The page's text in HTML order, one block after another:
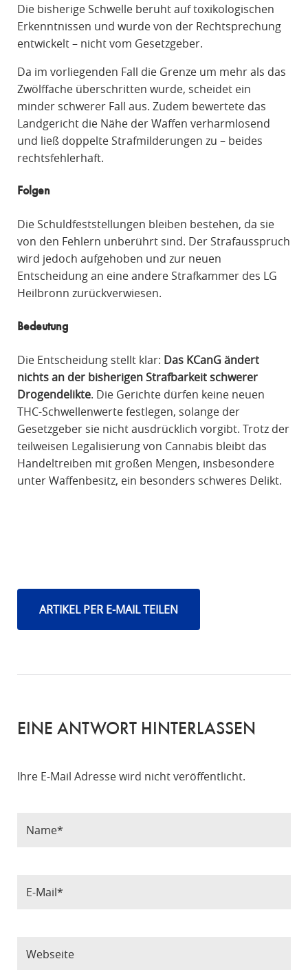
Die bisherige Schwelle beruht auf toxikologischen
Erkenntnissen und wurde von der Rechtsprechung
entwickelt – nicht vom Gesetzgeber.
Da im vorliegenden Fall die Grenze um mehr als das
Zwölffache überschritten wurde, scheidet ein
minder schwerer Fall aus. Zudem bewertete das
Landgericht die Nähe der Waffen verharmlosend
und ließ doppelte Strafmilderungen zu – beides
rechtsfehlerhaft.
Folgen
Die Schuldfeststellungen bleiben bestehen, da sie
von den Fehlern unberührt sind. Der Strafausspruch
wird jedoch aufgehoben und zur neuen
Entscheidung an eine andere Strafkammer des LG
Heilbronn zurückverwiesen.
Bedeutung
Die Entscheidung stellt klar: Das KCanG ändert
nichts an der bisherigen Strafbarkeit schwerer
Drogendelikte. Die Gerichte dürfen keine neuen
THC-Schwellenwerte festlegen, solange der
Gesetzgeber sie nicht ausdrücklich vorgibt. Trotz der
teilweisen Legalisierung von Cannabis bleibt das
Handeltreiben mit großen Mengen, insbesondere
unter Waffenbesitz, ein besonders schweres Delikt.
ARTIKEL PER E-MAIL TEILEN
EINE ANTWORT HINTERLASSEN
Ihre E-Mail Adresse wird nicht veröffentlicht.